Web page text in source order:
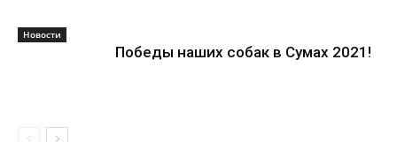
Новости
Победы наших собак в Сумах 2021!